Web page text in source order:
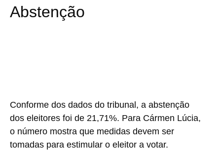
Abstenção
Conforme dos dados do tribunal, a abstenção
dos eleitores foi de 21,71%. Para Cármen Lúcia,
o número mostra que medidas devem ser
tomadas para estimular o eleitor a votar.